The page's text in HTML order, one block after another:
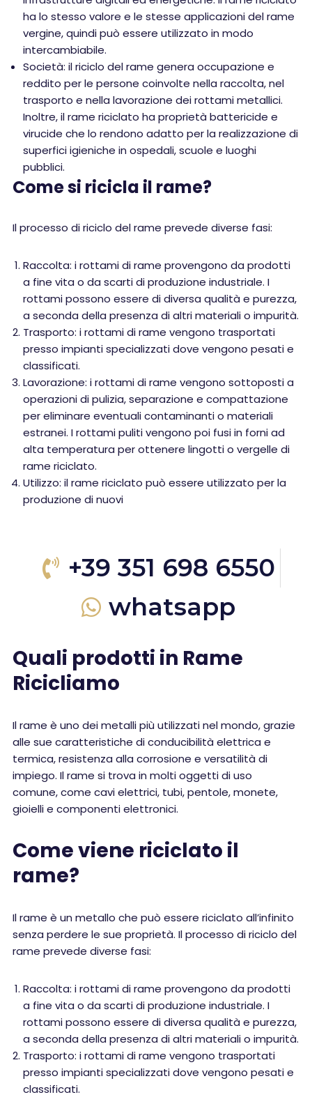
ha lo stesso valore e le stesse applicazioni del rame
vergine, quindi può essere utilizzato in modo
intercambiabile.
Società: il riciclo del rame genera occupazione e
reddito per le persone coinvolte nella raccolta, nel
trasporto e nella lavorazione dei rottami metallici.
Inoltre, il rame riciclato ha proprietà battericide e
virucide che lo rendono adatto per la realizzazione di
superfici igieniche in ospedali, scuole e luoghi
pubblici.
Come si ricicla il rame?
Il processo di riciclo del rame prevede diverse fasi:
Raccolta: i rottami di rame provengono da prodotti
a fine vita o da scarti di produzione industriale. I
rottami possono essere di diversa qualità e purezza,
a seconda della presenza di altri materiali o impurità.
Trasporto: i rottami di rame vengono trasportati
presso impianti specializzati dove vengono pesati e
classificati.
Lavorazione: i rottami di rame vengono sottoposti a
operazioni di pulizia, separazione e compattazione
per eliminare eventuali contaminanti o materiali
estranei. I rottami puliti vengono poi fusi in forni ad
alta temperatura per ottenere lingotti o vergelle di
rame riciclato.
Utilizzo: il rame riciclato può essere utilizzato per la
produzione di nuovi
+39 351 698 6550
whatsapp
Quali prodotti in Rame
Ricicliamo
Il rame è uno dei metalli più utilizzati nel mondo, grazie
alle sue caratteristiche di conducibilità elettrica e
termica, resistenza alla corrosione e versatilità di
impiego. Il rame si trova in molti oggetti di uso
comune, come cavi elettrici, tubi, pentole, monete,
gioielli e componenti elettronici.
Come viene riciclato il
rame?
Il rame è un metallo che può essere riciclato all’infinito
senza perdere le sue proprietà. Il processo di riciclo del
rame prevede diverse fasi:
Raccolta: i rottami di rame provengono da prodotti
a fine vita o da scarti di produzione industriale. I
rottami possono essere di diversa qualità e purezza,
a seconda della presenza di altri materiali o impurità.
Trasporto: i rottami di rame vengono trasportati
presso impianti specializzati dove vengono pesati e
classificati.